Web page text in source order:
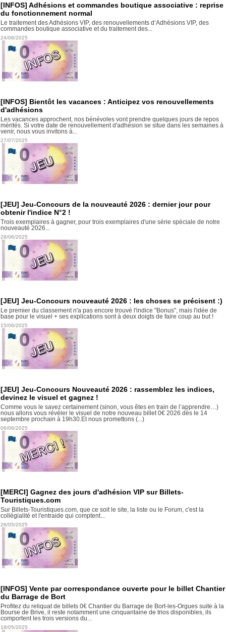
[INFOS] Adhésions et commandes boutique associative : reprise
du fonctionnement normal
Le traitement des Adhésions VIP, des renouvellements d’Adhésions VIP, des
commandes boutique associative et du traitement des...
24/08/2025
[INFOS] Bientôt les vacances : Anticipez vos renouvellements
d'adhésions
Les vacances approchent, nos bénévoles vont prendre quelques jours de repos
mérités. Si votre date de renouvellement d'adhésion se situe dans les semaines à
venir, nous vous invitons à...
27/07/2025
[JEU] Jeu-Concours de la nouveauté 2026 : dernier jour pour
obtenir l'indice N°2 !
Trois exemplaires à gagner, pour trois exemplaires d'une série spéciale de notre
nouveauté 2026...
28/06/2025
[JEU] Jeu-Concours nouveauté 2026 : les choses se précisent :)
Le premier du classement n'a pas encore trouvé l'indice "Bonus", mais l'idée de
base pour le visuel + ses explications sont à deux doigts de faire coup au but !
15/06/2025
[JEU] Jeu-Concours Nouveauté 2026 : rassemblez les indices,
devinez le visuel et gagnez !
Comme vous le savez certainement (sinon, vous êtes en train de l’apprendre…)
nous allons vous révéler le visuel de notre nouveau billet 0€ 2026 dès le 14
septembre prochain à 19h30.Et nous promettons (...)
06/06/2025
[MERCI] Gagnez des jours d'adhésion VIP sur Billets-
Touristiques.com
Sur Billets-Touristiques.com, que ce soit le site, la liste ou le Forum, c'est la
collégialité et l'entraide qui comptent...
26/05/2025
[INFOS] Vente par correspondance ouverte pour le billet Chantier
du Barrage de Bort
Profitez du reliquat de billets 0€ Chantier du Barrage de Bort-les-Orgues suite à la
Bourse de Brive, il reste notamment une cinquantaine de trios disponibles, ils
comportent les trois versions du...
18/05/2025